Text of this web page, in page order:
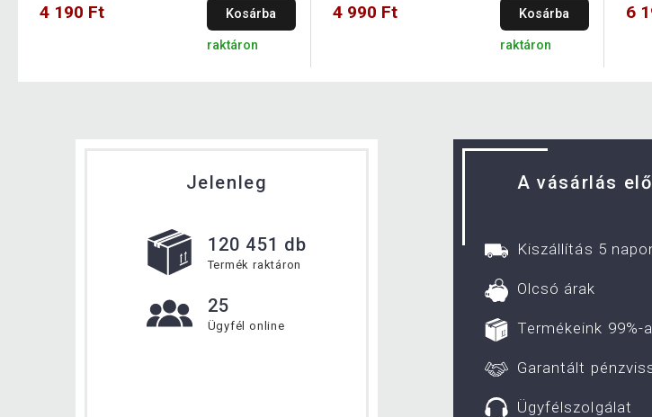
4 190 Ft Kosárba
raktáron
4 990 Ft Kosárba
raktáron
6
Jelenleg
120 451 db
Termék raktáron
25
Ügyfél online
A vásárlás
Kiszállítás 5
Olcsó árak
Termékeink 99%-
Garantált
Ügyfélszolgálat